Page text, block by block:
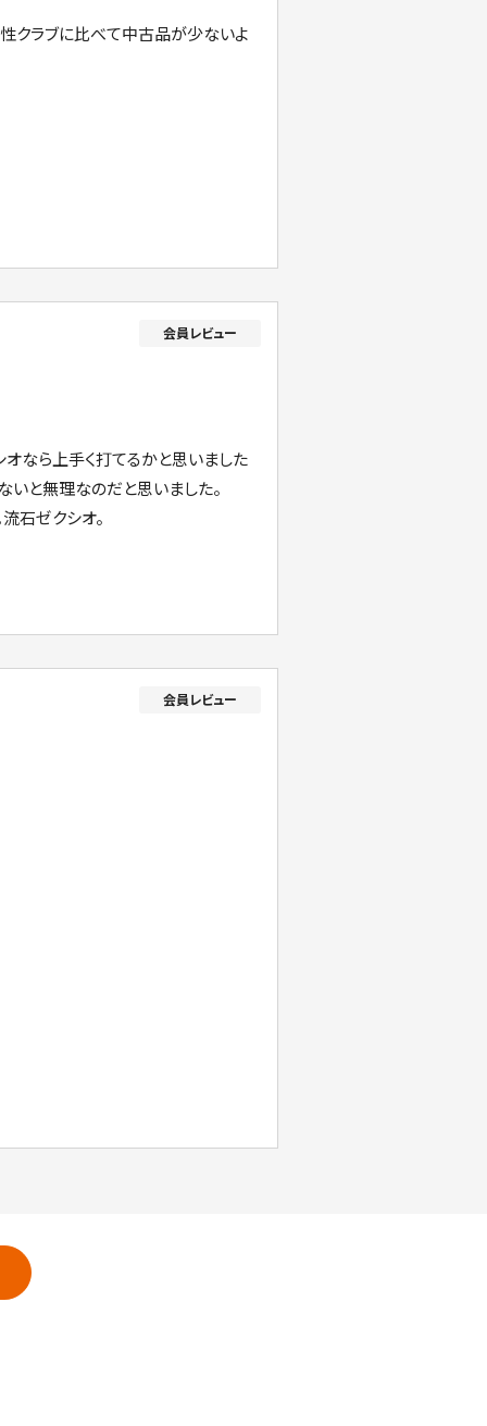
クラブに比べて中古品が少ないよ
なら上手く打てるかと思いました
いと無理なのだと思いました。
石ゼクシオ。